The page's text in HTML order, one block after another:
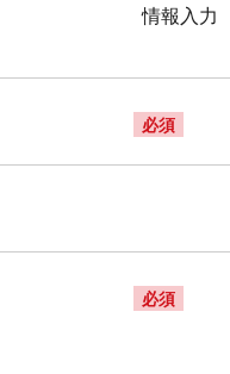
情報入力
必須
必須